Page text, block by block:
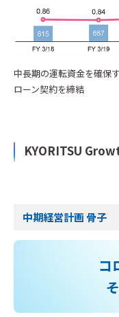
中長期の運転資金を確保
ローン契約を締結
KYORITSU
中期経営計画 骨子
コ